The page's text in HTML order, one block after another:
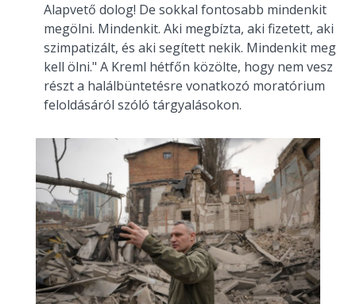
Alapvető dolog! De sokkal fontosabb mindenkit
megölni. Mindenkit. Aki megbízta, aki fizetett, aki
szimpatizált, és aki segített nekik. Mindenkit meg
kell ölni." A Kreml hétfőn közölte, hogy nem vesz
részt a halálbüntetésre vonatkozó moratórium
feloldásáról szóló tárgyalásokon.